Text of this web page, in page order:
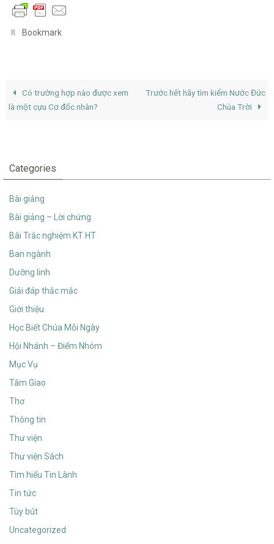
Bookmark.
Có trường hợp nào được xem
là một cựu Cơ đốc nhân?
Trước hết hãy tìm kiếm Nước Đức
Chúa Trời
Categories
Bài giảng
Bài giảng – Lời chứng
Bài Trắc nghiệm KT HT
Ban ngành
Dưỡng linh
Giải đáp thắc mắc
Giới thiệu
Học Biết Chúa Mỗi Ngày
Hội Nhánh – Điểm Nhóm
Mục Vụ
Tâm Giao
Thơ
Thông tin
Thư viện
Thư viện Sách
Tìm hiểu Tin Lành
Tin tức
Tùy bút
Uncategorized